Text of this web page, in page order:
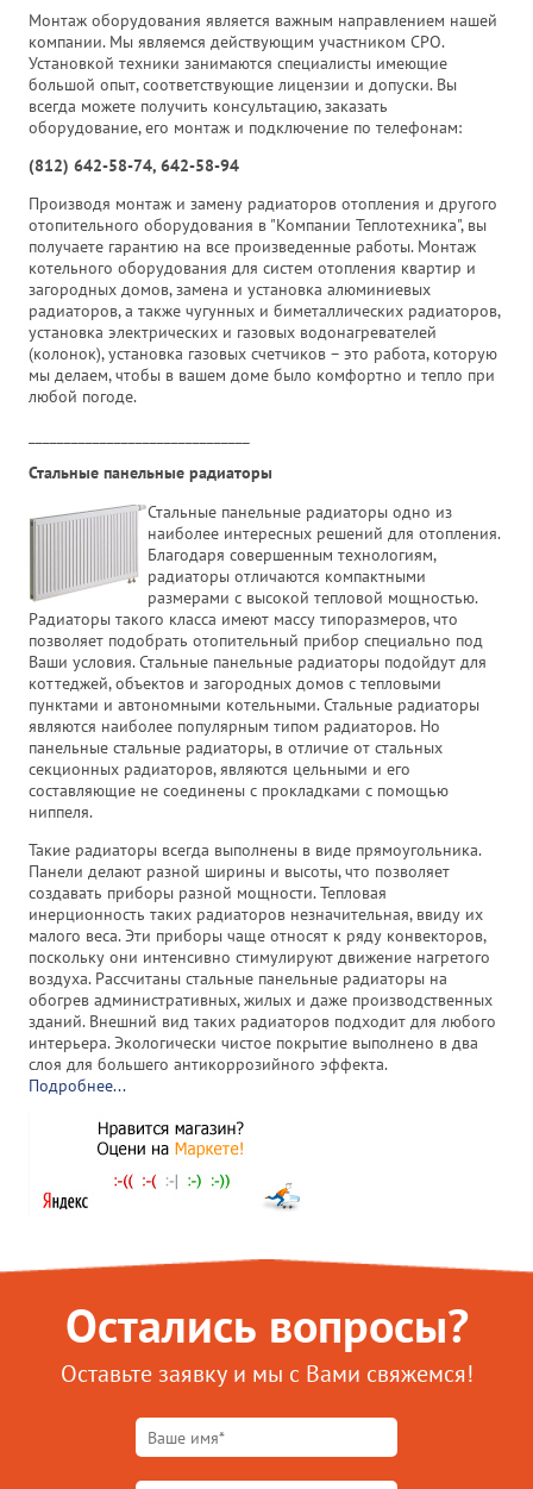
Монтаж оборудования является важным направлением нашей
компании. Мы являемся действующим участником СРО.
Установкой техники занимаются специалисты имеющие
большой опыт, соответствующие лицензии и допуски. Вы
всегда можете получить консультацию, заказать
оборудование, его монтаж и подключение по телефонам:
(812) 642-58-74, 642-58-94
Производя монтаж и замену радиаторов отопления и другого
отопительного оборудования в "Компании Теплотехника", вы
получаете гарантию на все произведенные работы. Монтаж
котельного оборудования для систем отопления квартир и
загородных домов, замена и установка алюминиевых
радиаторов, а также чугунных и биметаллических радиаторов,
установка электрических и газовых водонагревателей
(колонок), установка газовых счетчиков – это работа, которую
мы делаем, чтобы в вашем доме было комфортно и тепло при
любой погоде.
Стальные панельные радиаторы
Стальные панельные радиаторы одно из
наиболее интересных решений для отопления.
Благодаря совершенным технологиям,
радиаторы отличаются компактными
размерами с высокой тепловой мощностью.
Радиаторы такого класса имеют массу типоразмеров, что
позволяет подобрать отопительный прибор специально под
Ваши условия. Стальные панельные радиаторы подойдут для
коттеджей, объектов и загородных домов с тепловыми
пунктами и автономными котельными. Стальные радиаторы
являются наиболее популярным типом радиаторов. Но
панельные стальные радиаторы, в отличие от стальных
секционных радиаторов, являются цельными и его
составляющие не соединены с прокладками с помощью
ниппеля.
Такие радиаторы всегда выполнены в виде прямоугольника.
Панели делают разной ширины и высоты, что позволяет
создавать приборы разной мощности. Тепловая
инерционность таких радиаторов незначительная, ввиду их
малого веса. Эти приборы чаще относят к ряду конвекторов,
поскольку они интенсивно стимулируют движение нагретого
воздуха. Рассчитаны стальные панельные радиаторы на
обогрев административных, жилых и даже производственных
зданий. Внешний вид таких радиаторов подходит для любого
интерьера. Экологически чистое покрытие выполнено в два
слоя для большего антикоррозийного эффекта.
Подробнее...
Остались вопросы?
Оставьте заявку и мы с Вами свяжемся!